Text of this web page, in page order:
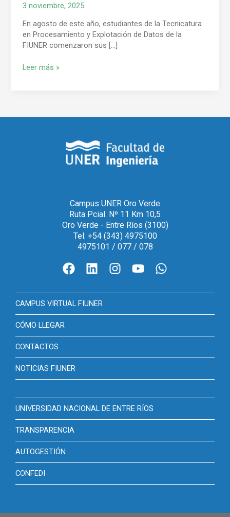
3 noviembre, 2025
En agosto de este año, estudiantes de la Tecnicatura
en Procesamiento y Explotación de Datos de la
FIUNER comenzaron sus […]
Leer más »
Campus UNER Oro Verde
Ruta Pcial. Nº 11 Km 10,5
Oro Verde - Entre Ríos (3100)
Tel: +54 (343) 4975100
4975101 / 077 / 078
CAMPUS VIRTUAL FIUNER
CÓMO LLEGAR
CONTACTOS
NOTICIAS FIUNER
UNIVERSIDAD NACIONAL DE ENTRE RÍOS
TRANSPARENCIA
AUTOGESTIÓN
CONFEDI